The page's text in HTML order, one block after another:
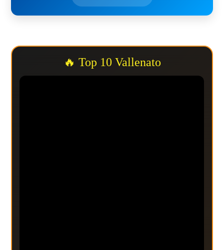
🔥 Top 10 Vallenato